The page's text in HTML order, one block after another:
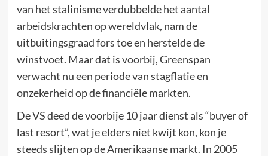
van het stalinisme verdubbelde het aantal
arbeidskrachten op wereldvlak, nam de
uitbuitingsgraad fors toe en herstelde de
winstvoet. Maar dat is voorbij, Greenspan
verwacht nu een periode van stagflatie en
onzekerheid op de financiële markten.
De VS deed de voorbije 10 jaar dienst als “buyer of
last resort”, wat je elders niet kwijt kon, kon je
steeds slijten op de Amerikaanse markt. In 2005